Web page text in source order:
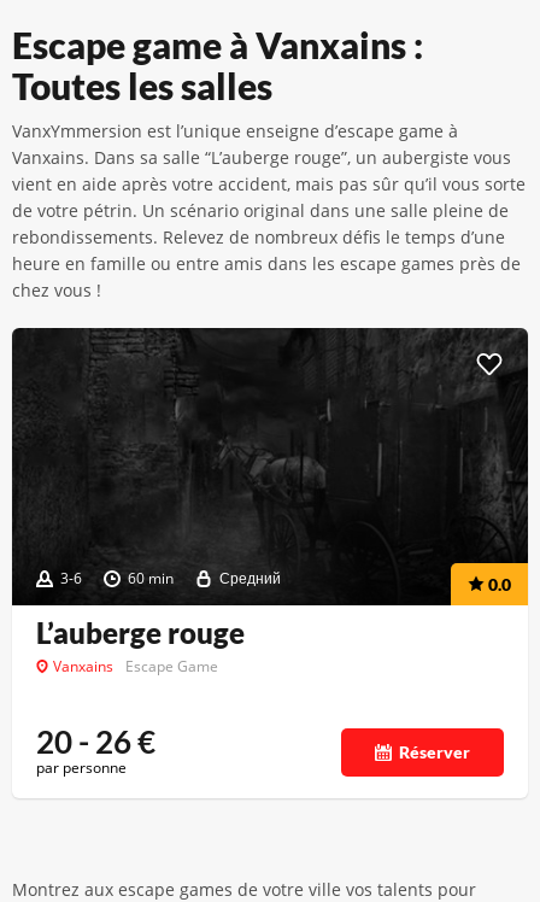
Escape game à Vanxains :
Toutes les salles
VanxYmmersion est l’unique enseigne d’escape game à
Vanxains. Dans sa salle “L’auberge rouge”, un aubergiste vous
vient en aide après votre accident, mais pas sûr qu’il vous sorte
de votre pétrin. Un scénario original dans une salle pleine de
rebondissements. Relevez de nombreux défis le temps d’une
heure en famille ou entre amis dans les escape games près de
chez vous !
3-6 60 min Средний 0.0
L’auberge rouge
Vanxains Escape Game
20 - 26€
par personne
Réserver
Montrez aux escape games de votre ville vos talents pour